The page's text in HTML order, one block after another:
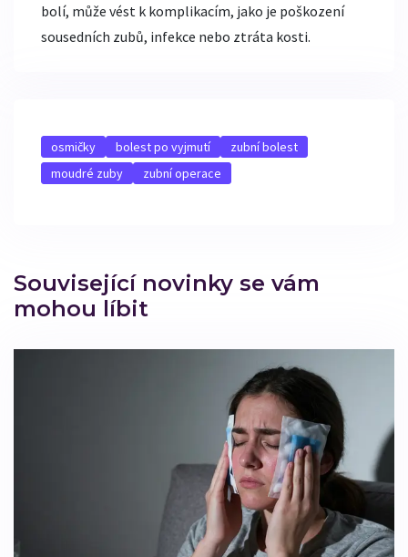
bolí, může vést k komplikacím, jako je poškození
sousedních zubů, infekce nebo ztráta kosti.
osmičky bolest po vyjmutí
zubní bolest
moudré zuby
zubní operace
Související novinky se vám
mohou líbit